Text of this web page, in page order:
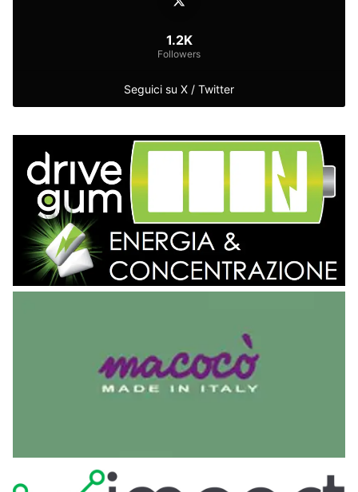
Seguici su X / Twitter
1.2K
Followers